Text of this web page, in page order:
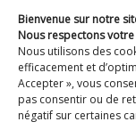
Bienvenue sur notre
Nous respectons
Nous utilisons des
efficacement et
Accepter », vous
pas consentir ou de
négatif sur certaines
Devenir